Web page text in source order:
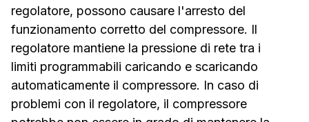
regolatore, possono causare l'arresto del
funzionamento corretto del compressore. Il
regolatore mantiene la pressione di rete tra i
limiti programmabili caricando e scaricando
automaticamente il compressore. In caso di
problemi con il regolatore, il compressore